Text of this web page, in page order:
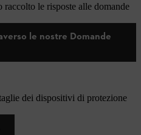
le risposte alle domande
le nostre Domande
dei dispositivi di protezione